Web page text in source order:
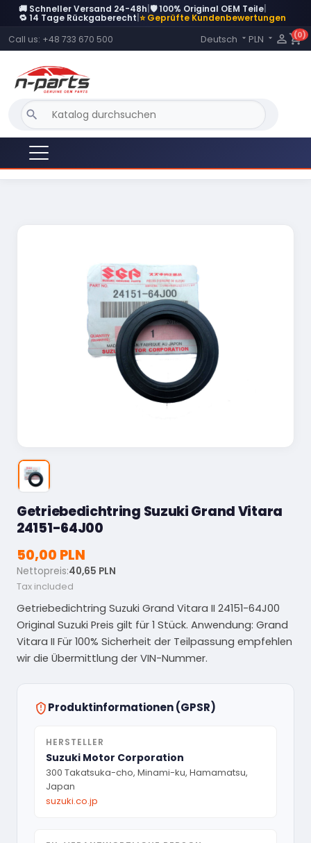
🚚 Schneller Versand 24-48h 🛡️ 100% Original OEM Teile
🔁 14 Tage Rückgaberecht ⭐ Geprüfte Kundenbewertungen
Call us: +48 733 670 500 Language:
Deutsch  PLN   shopping_cart
(0)
search
DERZEIT NICHT AUF LAGER
Getriebedichtring Suzuki Grand Vitara
24151-64J00
50,00 PLN
Nettopreis:40,65 PLN
Tax included
Getriebedichtring Suzuki Grand Vitara II 24151-64J00
Original Suzuki Preis gilt für 1 Stück. Anwendung: Grand
Vitara II Für 100% Sicherheit der Teilpassung empfehlen
wir die Übermittlung der VIN-Nummer.
Produktinformationen (GPSR)
HERSTELLER
Suzuki Motor Corporation
300 Takatsuka-cho, Minami-ku, Hamamatsu,
Japan
suzuki.co.jp